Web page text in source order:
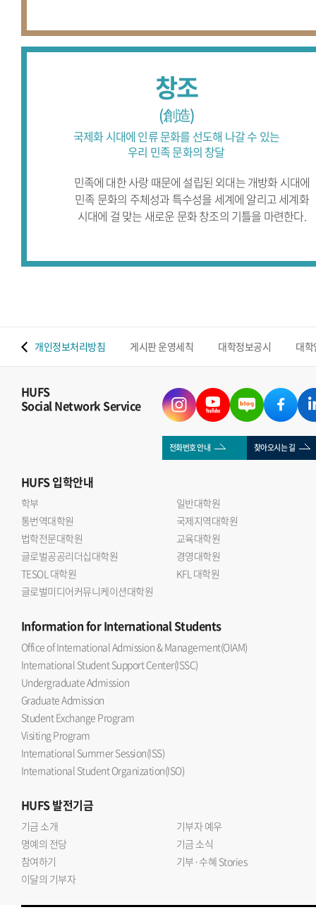
창조
(創造)
국제화 시대에 인류 문화를 선도해 나갈 수 있는
우리 민족 문화의 창달
민족에 대한 사랑 때문에 설립된 외대는개방화 시대에
민족 문화의 주체성과 특수성을 세계에 알리고 세계화
시대에 걸 맞는 새로운 문화 창조의 기틀을 마련한다.
개인정보처리방침 게시판 운영세칙 대학정보공시 대
HUFS
Social Network Service
전화번호 안내 찾아오시는 길
HUFS입학안내
학부
일반대학원
통번역대학원
국제지역대학원
법학전문대학원
교육대학원
글로벌공공리더십대학원
경영대학원
TESOL 대학원
KFL 대학원
글로벌미디어커뮤니케이션대학원
Informationfor International Students
Office of International Admission & Management(OIAM)
International Student Support Center(ISSC)
Undergraduate Admission
Graduate Admission
Student Exchange Program
Visiting Program
International Summer Session(ISS)
International Student Organization(ISO)
HUFS발전기금
기금 소개
기부자 예우
명예의 전당
기금 소식
참여하기
기부·수혜 Stories
이달의 기부자